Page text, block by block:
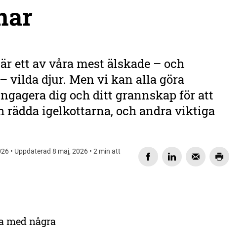
ett av våra mest älskade – och
vilda djur. Men vi kan alla göra
dig och ditt grannskap för att
rädda igelkottarna, och andra viktiga
• Uppdaterad 8 maj, 2026 • 2 min att
med några